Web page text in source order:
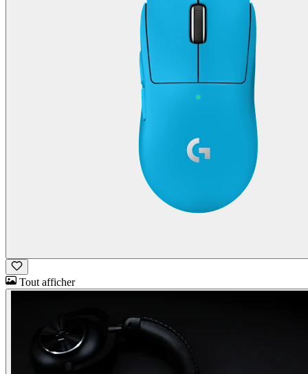
Tout afficher